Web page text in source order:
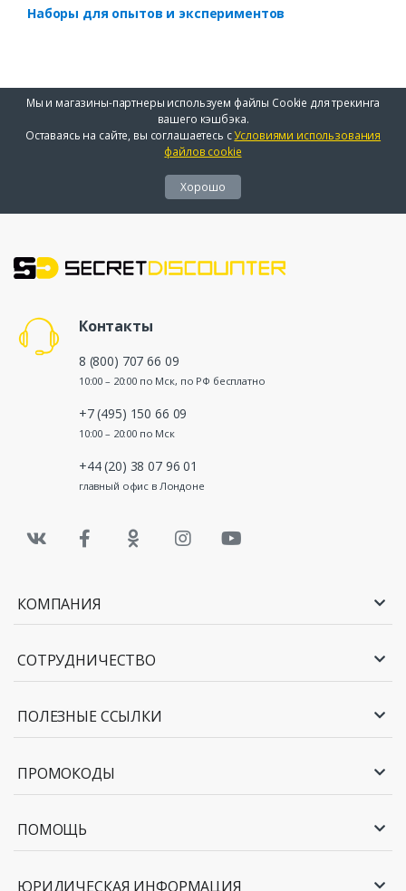
Наборы для опытов и экспериментов
Мы и магазины-партнеры используем файлы Cookie для трекинга
вашего кэшбэка.
Оставаясь на сайте, вы соглашаетесь сУсловиями использования
файлов cookie
Хорошо
Контакты
8 (800) 707 66 09
10:00 – 20:00 по Мск, по РФ бесплатно
+7 (495) 150 66 09
10:00 – 20:00 по Мск
+44 (20) 38 07 96 01
главный офис в Лондоне
КОМПАНИЯ
СОТРУДНИЧЕСТВО
ПОЛЕЗНЫЕ ССЫЛКИ
ПРОМОКОДЫ
ПОМОЩЬ
ЮРИДИЧЕСКАЯ ИНФОРМАЦИЯ